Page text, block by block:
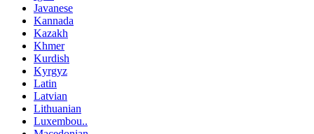
Javanese
Kannada
Kazakh
Khmer
Kurdish
Kyrgyz
Latin
Latvian
Lithuanian
Luxembou..